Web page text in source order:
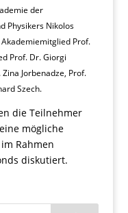
der
Physikers Nikolos
Prof.
Prof. Dr. Giorgi
Jorbenadze, Prof.
Szech.
die Teilnehmer
mögliche
Rahmen
diskutiert.